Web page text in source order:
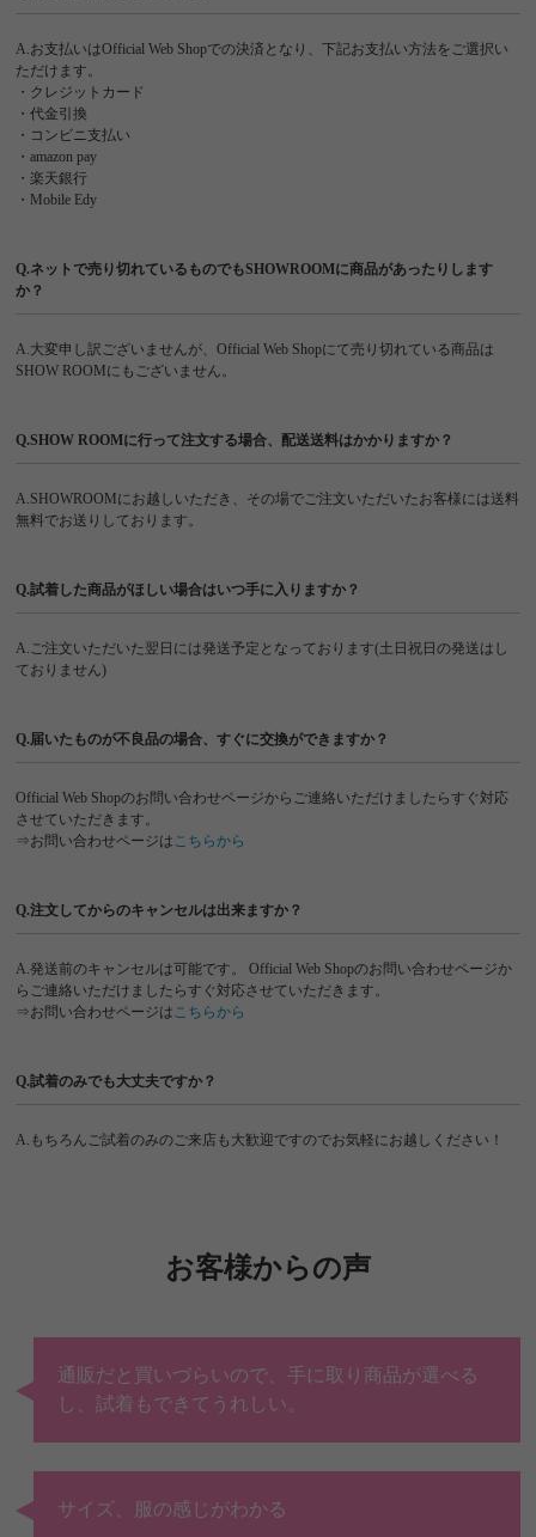
A.お支払いはOfficial Web Shopでの決済となり、下記お支払い方法をご選択い
ただけます。
・クレジットカード
・代金引換
・コンビニ支払い
・amazon pay
・楽天銀行
・Mobile Edy
Q.ネットで売り切れているものでもSHOWROOMに商品があったりします
か？
A.大変申し訳ございませんが、Official Web Shopにて売り切れている商品は
SHOW ROOMにもございません。
Q.SHOW ROOMに行って注文する場合、配送送料はかかりますか？
A.SHOWROOMにお越しいただき、その場でご注文いただいたお客様には送料
無料でお送りしております。
Q.試着した商品がほしい場合はいつ手に入りますか？
A.ご注文いただいた翌日には発送予定となっております(土日祝日の発送はし
ておりません)
Q.届いたものが不良品の場合、すぐに交換ができますか？
Official Web Shopのお問い合わせページからご連絡いただけましたらすぐ対応
させていただきます。
⇒お問い合わせページはこちらから
Q.注文してからのキャンセルは出来ますか？
A.発送前のキャンセルは可能です。 Official Web Shopのお問い合わせページか
らご連絡いただけましたらすぐ対応させていただきます。
⇒お問い合わせページはこちらから
Q.試着のみでも大丈夫ですか？
A.もちろんご試着のみのご来店も大歓迎ですのでお気軽にお越しください！
お客様からの声
通販だと買いづらいので、手に取り商品が選べる
し、試着もできてうれしい。
サイズ、服の感じがわかる